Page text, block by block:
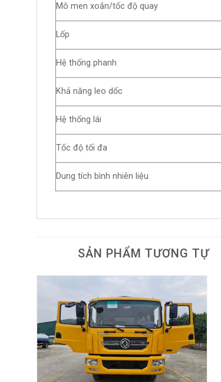
Mô men xoắn/tốc độ quay
Lốp
Hệ thống phanh
Khả năng leo dốc
Hệ thống lái
Tốc độ tối đa
Dung tích bình nhiên liệu
SẢN PHẨM TƯƠNG TỰ
Add to
wishlist